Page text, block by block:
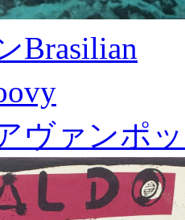
Brasilian
ヴァンポ